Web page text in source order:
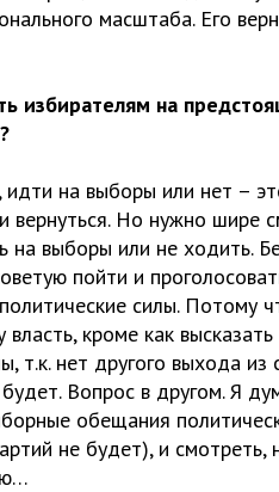
масштаба. Его
избирателям на
на выборы или нет –
вернуться. Но нужно шире
на выборы или не ходить.
пойти и
силы. Потому
власть, кроме как
т.к. нет другого выхода
Вопрос в другом. Я
обещания
не будет), и